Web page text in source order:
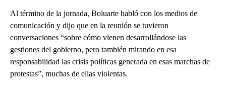
Al término de la jornada, Boluarte habló con los medios de
comunicación y dijo que en la reunión se tuvieron
conversaciones “sobre cómo vienen desarrollándose las
gestiones del gobierno, pero también mirando en esa
responsabilidad las crisis políticas generada en esas marchas de
protestas”, muchas de ellas violentas.